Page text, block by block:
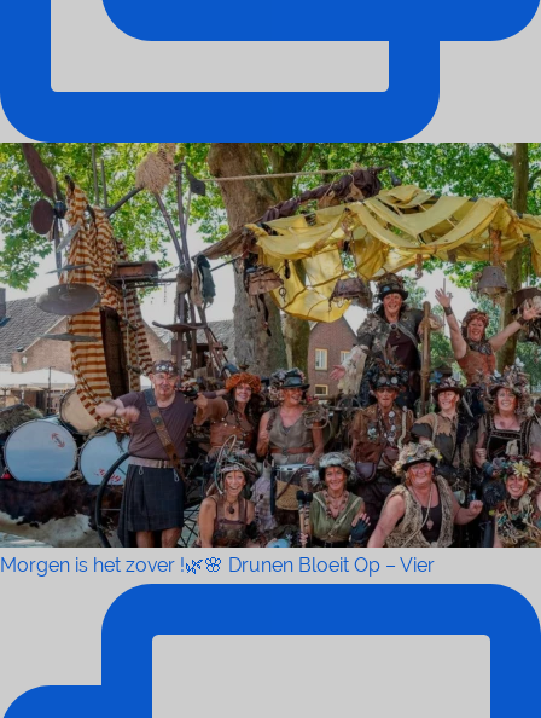
Morgen is het zover !🌿🌸 Drunen Bloeit Op – Vier